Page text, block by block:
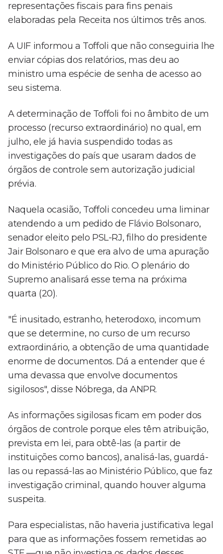
representações fiscais para fins penais
elaboradas pela Receita nos últimos três anos.
A UIF informou a Toffoli que não conseguiria lhe
enviar cópias dos relatórios, mas deu ao
ministro uma espécie de senha de acesso ao
seu sistema.
A determinação de Toffoli foi no âmbito de um
processo (recurso extraordinário) no qual, em
julho, ele já havia suspendido todas as
investigações do país que usaram dados de
órgãos de controle sem autorização judicial
prévia.
Naquela ocasião, Toffoli concedeu uma liminar
atendendo a um pedido de Flávio Bolsonaro,
senador eleito pelo PSL-RJ, filho do presidente
Jair Bolsonaro e que era alvo de uma apuração
do Ministério Público do Rio. O plenário do
Supremo analisará esse tema na próxima
quarta (20).
"É inusitado, estranho, heterodoxo, incomum
que se determine, no curso de um recurso
extraordinário, a obtenção de uma quantidade
enorme de documentos. Dá a entender que é
uma devassa que envolve documentos
sigilosos", disse Nóbrega, da ANPR.
As informações sigilosas ficam em poder dos
órgãos de controle porque eles têm atribuição,
prevista em lei, para obtê-las (a partir de
instituições como bancos), analisá-las, guardá-
las ou repassá-las ao Ministério Público, que faz
investigação criminal, quando houver alguma
suspeita.
Para especialistas, não haveria justificativa legal
para que as informações fossem remetidas ao